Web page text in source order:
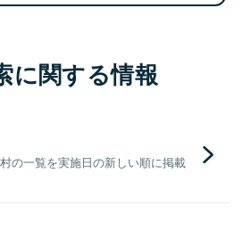
に関する情報
の一覧を実施日の新しい順に掲載